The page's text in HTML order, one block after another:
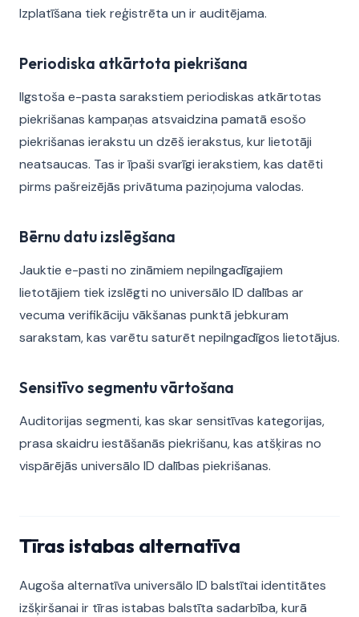
Izplatīšana tiek reģistrēta un ir auditējama.
Periodiska atkārtota piekrišana
Ilgstoša e-pasta sarakstiem periodiskas atkārtotas
piekrišanas kampaņas atsvaidzina pamatā esošo
piekrišanas ierakstu un dzēš ierakstus, kur lietotāji
neatsaucas. Tas ir īpaši svarīgi ierakstiem, kas datēti
pirms pašreizējās privātuma paziņojuma valodas.
Bērnu datu izslēgšana
Jauktie e-pasti no zināmiem nepilngadīgajiem
lietotājiem tiek izslēgti no universālo ID dalības ar
vecuma verifikāciju vākšanas punktā jebkuram
sarakstam, kas varētu saturēt nepilngadīgos lietotājus.
Sensitīvo segmentu vārtošana
Auditorijas segmenti, kas skar sensitīvas kategorijas,
prasa skaidru iestāšanās piekrišanu, kas atšķiras no
vispārējās universālo ID dalības piekrišanas.
Tīras istabas alternatīva
Augoša alternatīva universālo ID balstītai identitātes
izšķiršanai ir tīras istabas balstīta sadarbība, kurā